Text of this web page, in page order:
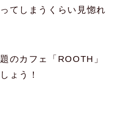
てしまうくらい見惚れ
のカフェ「ROOTH」
ょう！